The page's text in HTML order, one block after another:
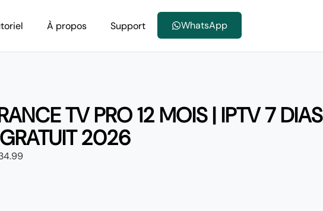
À propos Support WhatsApp
TV PRO 12 MOIS | IPTV 7 DIAS
GRATUIT 2026